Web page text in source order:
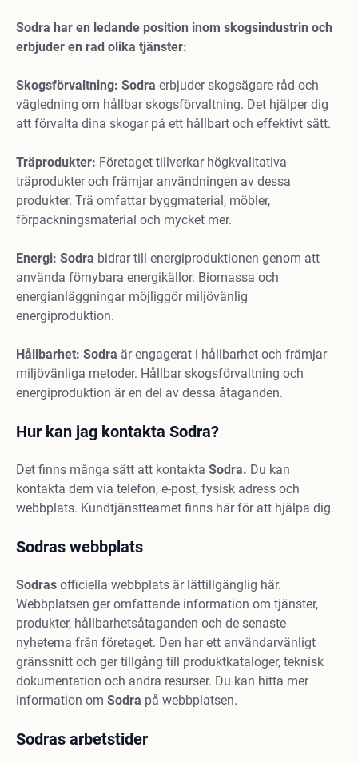
Sodra har en ledande position inom skogsindustrin och
erbjuder en rad olika tjänster:
Skogsförvaltning: Sodra erbjuder skogsägare råd och
vägledning om hållbar skogsförvaltning. Det hjälper dig
att förvalta dina skogar på ett hållbart och effektivt sätt.
Träprodukter: Företaget tillverkar högkvalitativa
träprodukter och främjar användningen av dessa
produkter. Trä omfattar byggmaterial, möbler,
förpackningsmaterial och mycket mer.
Energi: Sodra bidrar till energiproduktionen genom att
använda förnybara energikällor. Biomassa och
energianläggningar möjliggör miljövänlig
energiproduktion.
Hållbarhet: Sodra är engagerat i hållbarhet och främjar
miljövänliga metoder. Hållbar skogsförvaltning och
energiproduktion är en del av dessa åtaganden.
Hur kan jag kontakta Sodra?
Det finns många sätt att kontakta Sodra. Du kan
kontakta dem via telefon, e-post, fysisk adress och
webbplats. Kundtjänstteamet finns här för att hjälpa dig.
Sodras webbplats
Sodras officiella webbplats är lättillgänglig här.
Webbplatsen ger omfattande information om tjänster,
produkter, hållbarhetsåtaganden och de senaste
nyheterna från företaget. Den har ett användarvänligt
gränssnitt och ger tillgång till produktkataloger, teknisk
dokumentation och andra resurser. Du kan hitta mer
information om Sodra på webbplatsen.
Sodras arbetstider